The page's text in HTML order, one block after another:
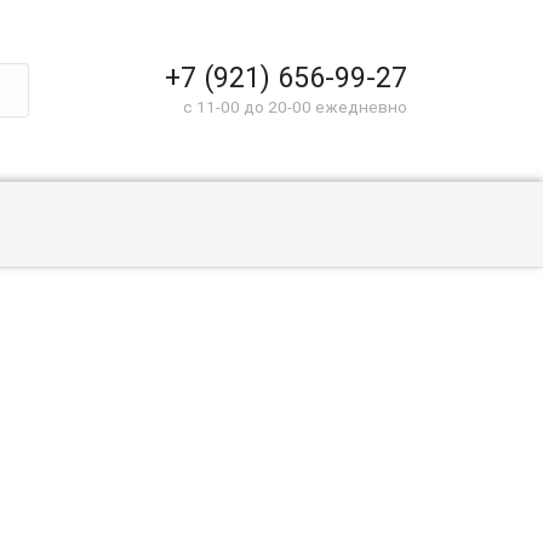
+7 (921) 656-99-27
c 11-00 до 20-00 ежедневно